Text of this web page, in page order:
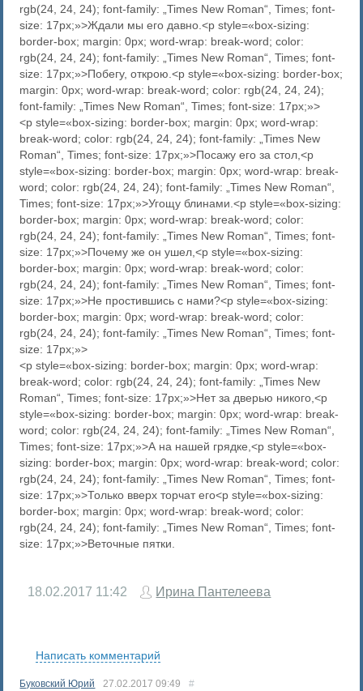
rgb(24, 24, 24); font-family: „Times New Roman“, Times; font-
size: 17px;»>Ждали мы его давно.<p style=«box-sizing:
border-box; margin: 0px; word-wrap: break-word; color:
rgb(24, 24, 24); font-family: „Times New Roman“, Times; font-
size: 17px;»>Побегу, открою.<p style=«box-sizing: border-box;
margin: 0px; word-wrap: break-word; color: rgb(24, 24, 24);
font-family: „Times New Roman“, Times; font-size: 17px;»>
<p style=«box-sizing: border-box; margin: 0px; word-wrap:
break-word; color: rgb(24, 24, 24); font-family: „Times New
Roman“, Times; font-size: 17px;»>Посажу его за стол,<p
style=«box-sizing: border-box; margin: 0px; word-wrap: break-
word; color: rgb(24, 24, 24); font-family: „Times New Roman“,
Times; font-size: 17px;»>Угощу блинами.<p style=«box-sizing:
border-box; margin: 0px; word-wrap: break-word; color:
rgb(24, 24, 24); font-family: „Times New Roman“, Times; font-
size: 17px;»>Почему же он ушел,<p style=«box-sizing:
border-box; margin: 0px; word-wrap: break-word; color:
rgb(24, 24, 24); font-family: „Times New Roman“, Times; font-
size: 17px;»>Не простившись с нами?<p style=«box-sizing:
border-box; margin: 0px; word-wrap: break-word; color:
rgb(24, 24, 24); font-family: „Times New Roman“, Times; font-
size: 17px;»>
<p style=«box-sizing: border-box; margin: 0px; word-wrap:
break-word; color: rgb(24, 24, 24); font-family: „Times New
Roman“, Times; font-size: 17px;»>Нет за дверью никого,<p
style=«box-sizing: border-box; margin: 0px; word-wrap: break-
word; color: rgb(24, 24, 24); font-family: „Times New Roman“,
Times; font-size: 17px;»>А на нашей грядке,<p style=«box-
sizing: border-box; margin: 0px; word-wrap: break-word; color:
rgb(24, 24, 24); font-family: „Times New Roman“, Times; font-
size: 17px;»>Только вверх торчат его<p style=«box-sizing:
border-box; margin: 0px; word-wrap: break-word; color:
rgb(24, 24, 24); font-family: „Times New Roman“, Times; font-
size: 17px;»>Веточные пятки.
18.02.2017 11:42 Ирина Пантелеева
Написать комментарий
Буковский Юрий 27.02.2017 09:49 #